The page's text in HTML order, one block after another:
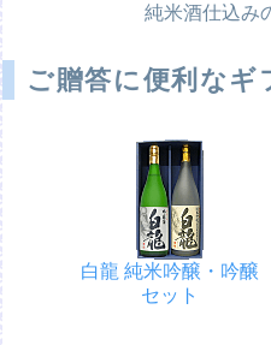
純米酒仕込み
ご贈答に便利なギ
白龍 純米吟醸・吟醸
セット